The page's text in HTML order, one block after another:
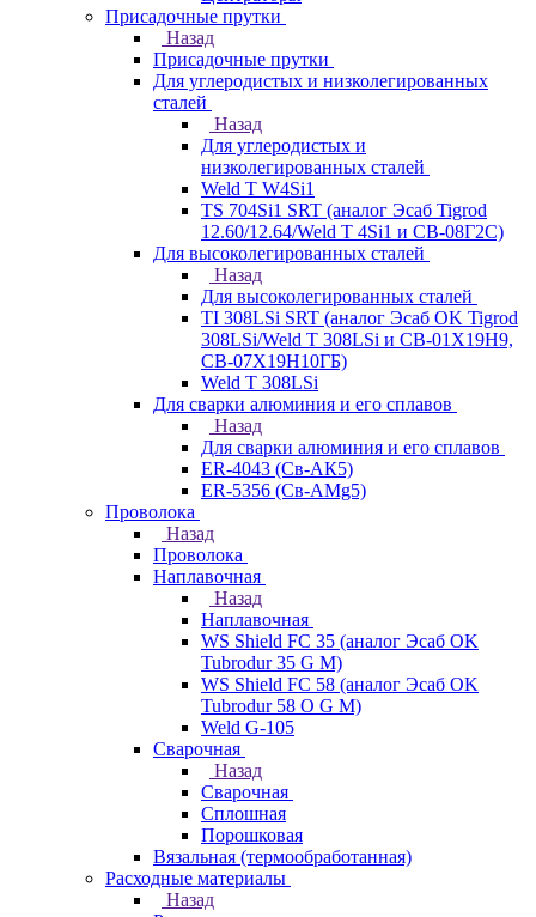
Присадочные прутки
Назад
Присадочные прутки
Для углеродистых и низколегированных
сталей
Назад
Для углеродистых и
низколегированных сталей
Weld T W4Si1
TS 704Si1 SRT (аналог Эсаб Tigrod
12.60/12.64/Weld T 4Si1 и СВ-08Г2С)
Для высоколегированных сталей
Назад
Для высоколегированных сталей
TI 308LSi SRT (аналог Эсаб OK Tigrod
308LSi/Weld T 308LSi и СВ-01Х19Н9,
СВ-07Х19Н10ГБ)
Weld T 308LSi
Для сварки алюминия и его сплавов
Назад
Для сварки алюминия и его сплавов
ER-4043 (Св-АК5)
ER-5356 (Св-АМg5)
Проволока
Назад
Проволока
Наплавочная
Назад
Наплавочная
WS Shield FC 35 (аналог Эсаб OK
Tubrodur 35 G M)
WS Shield FC 58 (аналог Эсаб OK
Tubrodur 58 O G M)
Weld G-105
Сварочная
Назад
Сварочная
Сплошная
Порошковая
Вязальная (термообработанная)
Расходные материалы
Назад